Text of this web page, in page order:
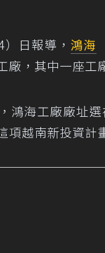
日報導， 鴻海
廠，其中一座工
鴻海工廠廠址
項越南新投資